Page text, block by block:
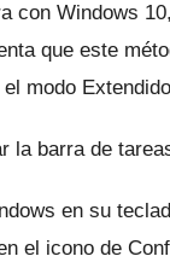
con Windows
que este
modo
la barra de
en su
el icono de